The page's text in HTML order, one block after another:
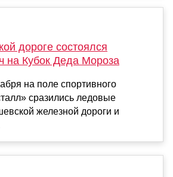
дороге состоялся
на Кубок Деда Мороза
на поле спортивного
сразились ледовые
железной дороги и